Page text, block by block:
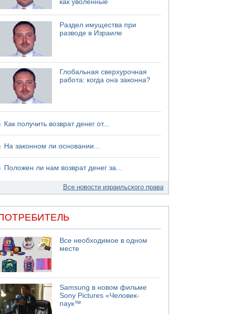
06.08.2026 13:07
Кирьят-Арбы пожар на местности
06.08.2026 12:06
США не будут давить на Израиль в вопросе
Ливана
06.08.2026 11:41
Трое подростков ограбили сексшоп в Холоне
как уволенные
Раздел имущества при
разводе в Израиле
Глобальная сверхурочная
работа: когда она законна?
Как получить возврат денег от...
На законном ли основании...
Положен ли нам возврат денег за...
Все новости израильского права
Все необходимое в одном
месте
Samsung в новом фильме
Sony Pictures «Человек-
паук™